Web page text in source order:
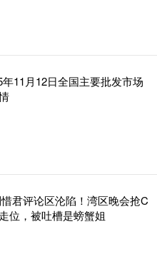
11月12日全国主要批发市场
君评论区沦陷！湾区晚会抢C
位，被吐槽是螃蟹姐